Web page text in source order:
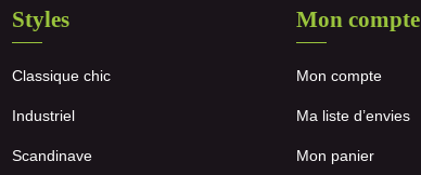
Styles
Classique chic
Industriel
Scandinave
Mon compte
Mon compte
Ma liste d’envies
Mon panier